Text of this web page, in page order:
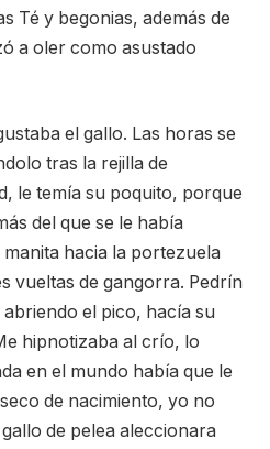
Té y begonias, además de
a oler como asustado
el gallo. Las horas se
tras la rejilla de
le temía su poquito, porque
del que se le había
hacia la portezuela
vueltas de gangorra. Pedrín
el pico, hacía su
hipnotizaba al crío, lo
en el mundo había que le
de nacimiento, yo no
de pelea aleccionara